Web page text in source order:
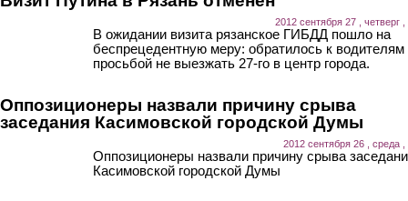
2012 сентября 27 , четверг ,
В ожидании визита рязанское ГИБДД пошло на
беспрецедентную меру: обратилось к водителям
просьбой не выезжать 27-го в центр города.
Оппозиционеры назвали причину срыва
заседания Касимовской городской Думы
2012 сентября 26 , среда ,
Оппозиционеры назвали причину срыва
Касимовской городской Думы